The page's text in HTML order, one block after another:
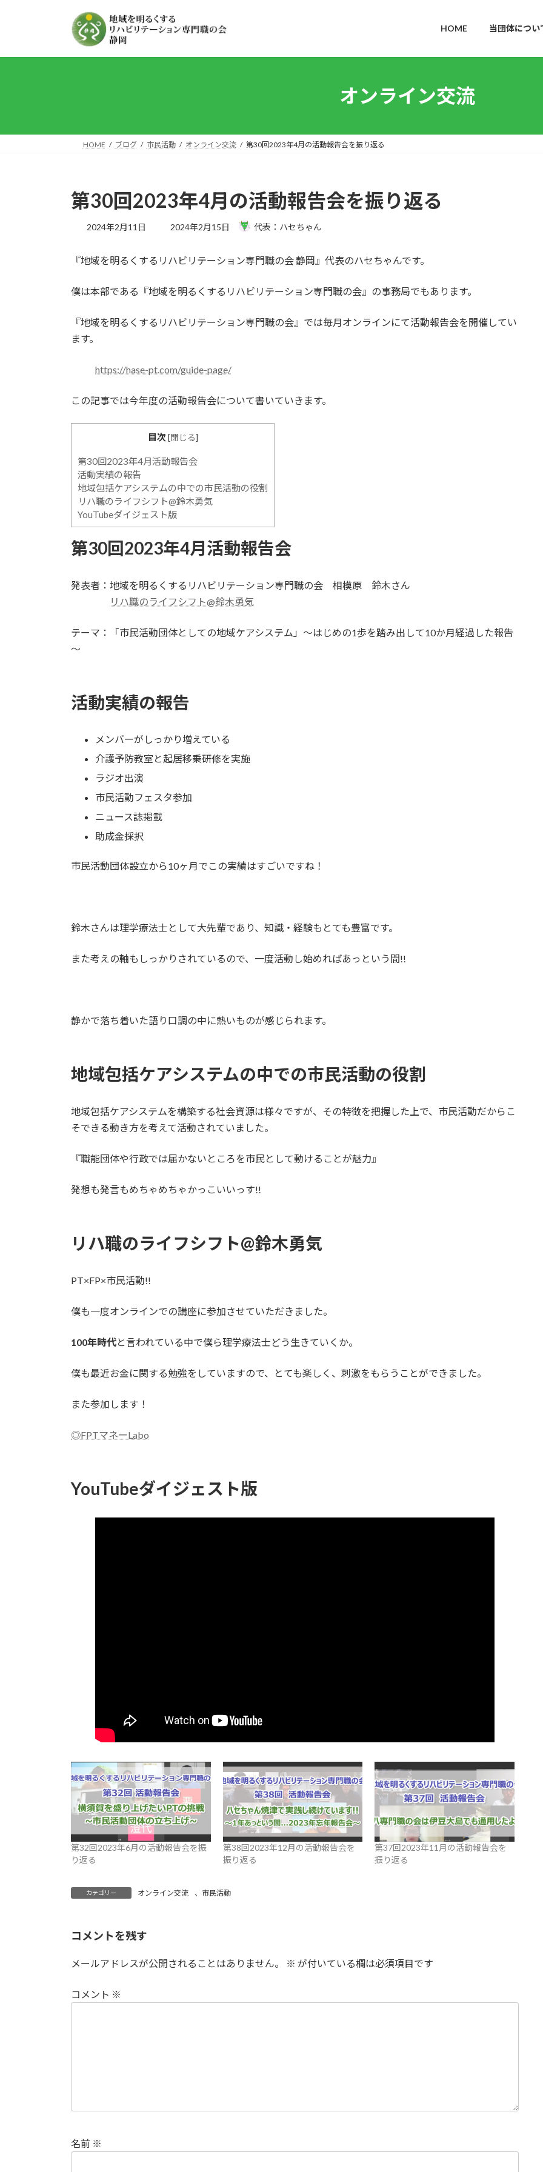
プ
動
HOME 当団体につい
オンライン交流
HOME ブログ 市民活動 オンライン交流 第30回2023年4月の活動報告会を振り返る
第30回2023年4月の活動報告会を振り返る
2024年2月11日
最
新
時
:
2024年2月15日 代表：ハセちゃん
『地域を明るくするリハビリテーション専門職の会 静岡』代表のハセちゃんです。
僕は本部である『地域を明るくするリハビリテーション専門職の会』の事務局でもあります。
『地域を明るくするリハビリテーション専門職の会』では毎月オンラインにて活動報告会を開催してい
ます。
https://hase-pt.com/guide-page/
この記事では今年度の活動報告会について書いていきます。
目次 [閉じる]
第30回2023年4月活動報告会
活動実績の報告
地域包括ケアシステムの中での市民活動の役割
リハ職のライフシフト@鈴木勇気
YouTubeダイジェスト版
第30回2023年4月活動報告会
発表者：地域を明るくするリハビリテーション専門職の会 相模原 鈴木さん
リハ職のライフシフト@鈴木勇気
テーマ：
「市民活動団体としての地域ケアシステム」～はじめの1歩を踏み出して10か月経過した報告
～
活動実績の報告
メンバーがしっかり増えている
介護予防教室と起居移乗研修を実施
ラジオ出演
市民活動フェスタ参加
ニュース誌掲載
助成金採択
市民活動団体設立から10ヶ月でこの実績はすごいですね！
鈴木さんは理学療法士として大先輩であり、知識・経験もとても豊富です。
また考えの軸もしっかりされているので、 一度活動し始めればあっという間!!
静かで落ち着いた語り口調の中に熱いものが感じられます。
地域包括ケアシステムの中での市民活動の役割
地域包括ケアシステムを構築する社会資源は様々ですが、その特徴を把握した上で、市民活動だからこ
そできる動き方を考えて活動されていました。
『職能団体や行政では届かないところを市民として動けることが魅力』
発想も発言もめちゃめちゃかっこいいっす!!
リハ職のライフシフト@鈴木勇気
PT×FP×市民活動!!
僕も一度オンラインでの講座に参加させていただきました。
100年時代と言われている中で僕ら理学療法士どう生きていくか。
僕も最近お金に関する勉強をしていますので、とても楽しく、刺激をもらうことができました。
また参加します！
◎FPTマネーLabo
YouTubeダイジェスト版
第32回2023年6月の活動報告会を振
り返る
第38回2023年12月の活動報告会を
振り返る
第37回2023年11月の活動報告会を
振り返る
カテゴリー オンライン交流 、 市民活動
コメントを残す
メールアドレスが公開されることはありません。 ※ が付いている欄は必須項目です
コメント ※
名前 ※